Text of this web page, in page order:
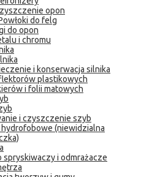
opon
do felg
do opon
i chromu
i konserwacja silnika
plastikowych
i folii matowych
i czyszczenie szyb
hydrofobowe (niewidzialna
spryskiwaczy i odmrażacze